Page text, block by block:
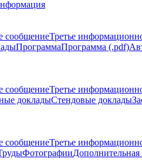
сообщениеТретье
ПрограммаПрограмма (.pdf)
сообщениеТретье
докладыСтендовые доклады
сообщениеТретье
Фотографии